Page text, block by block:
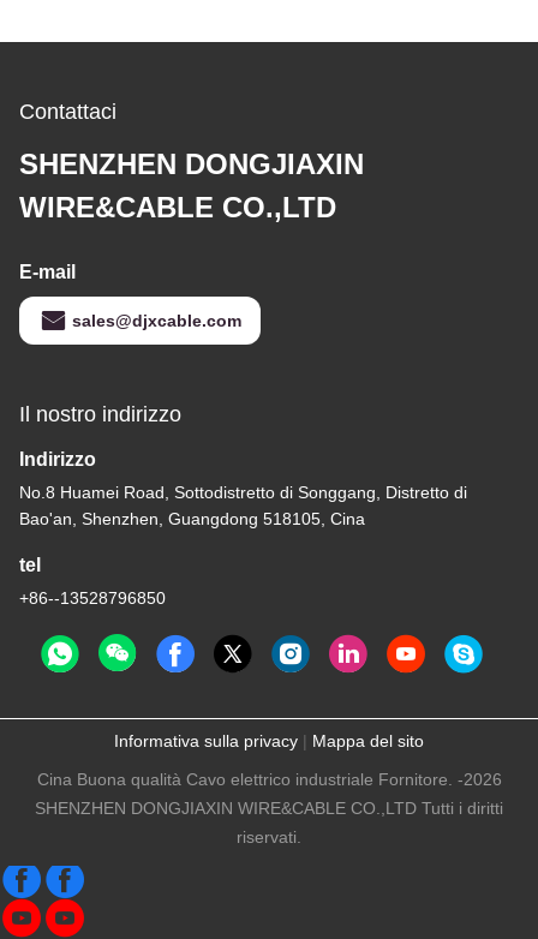
Contattaci
SHENZHEN DONGJIAXIN
WIRE&CABLE CO.,LTD
E-mail
sales@djxcable.com
Il nostro indirizzo
Indirizzo
No.8 Huamei Road, Sottodistretto di Songgang, Distretto di
Bao'an, Shenzhen, Guangdong 518105, Cina
tel
+86--13528796850
Informativa sulla privacy | Mappa del sito
Cina Buona qualità Cavo elettrico industriale Fornitore. -2026
SHENZHEN DONGJIAXIN WIRE&CABLE CO.,LTD Tutti i diritti
riservati.